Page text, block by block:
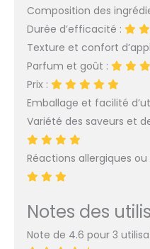
Composition des
Durée d’efficacité :
Texture et confort
Parfum et goût :
Prix :
Emballage et facilité
Variété des saveurs et
Réactions allergiques
Notes des
Note de 4.6 pour 3